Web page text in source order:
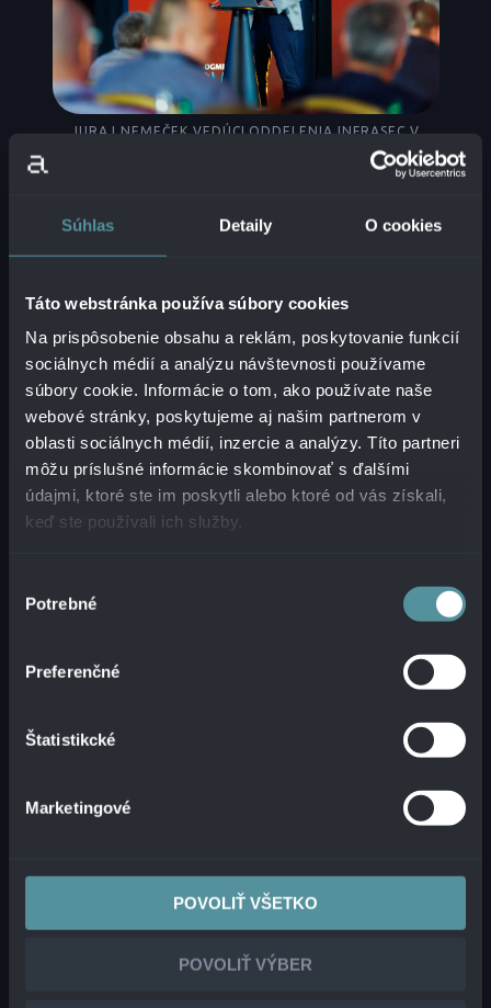
Súhlas Detaily O cookies
Táto webstránka používa súbory cookies
Na prispôsobenie obsahu a reklám, poskytovanie funkcií
sociálnych médií a analýzu návštevnosti používame
súbory cookie. Informácie o tom, ako používate naše
webové stránky, poskytujeme aj našim partnerom v
oblasti sociálnych médií, inzercie a analýzy. Títo partneri
môžu príslušné informácie skombinovať s ďalšími
údajmi, ktoré ste im poskytli alebo ktoré od vás získali,
keď ste používali ich služby.
súhlasu
Potrebné
Preferenčné
Štatistikcké
Marketingové
POVOLIŤ VŠETKO
POVOLIŤ VÝBER
JURAJ NEMEČEK VEDÚCI ODDELENIA INFRASEC V
ALANATA VIEDOL PRAKTICKÚ UKÁŽKU
JUDGMENT DAY 2026: OD
Ak mala konferencia jeden spoločný odkaz, tak
ten bol jasný: AI už nie je budúcnosť, ale
súčasť dnešnej prevádzkovej reality.
Organizácie preto nepotrebujú len nové nástroje,
ale najmä pripravených ľudí, jasné pravidlá,
kvalitné dáta a schopnosť uvažovať o
bezpečnosti ako o otázke celkovej odolnosti.
Judgment Day 2026ukázal, že cesta k AI
bezpečnostných opatrení.
sa k jej obsahu chcete vrátiť, pozrieť si môžete
panelovú diskusiu.
VIDEOZÁZNAM Z